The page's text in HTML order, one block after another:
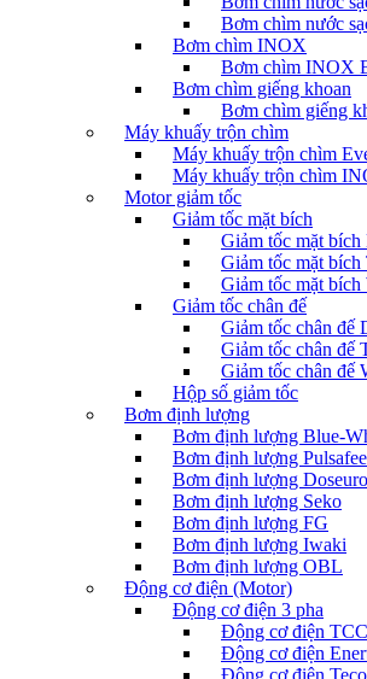
Bơm chìm nước
Bơm chìm INOX
Bơm chìm INOX
Bơm chìm giếng khoan
Bơm chìm giếng
Máy khuấy trộn chìm
Máy khuấy trộn chìm
Máy khuấy trộn chìm
Motor giảm tốc
Giảm tốc mặt bích
Giảm tốc mặt
Giảm tốc mặt bích
Giảm tốc mặt bích
Giảm tốc chân đế
Giảm tốc chân đế
Giảm tốc chân đế
Giảm tốc chân đế
Hộp số giảm tốc
Bơm định lượng
Bơm định lượng Blue-
Bơm định lượng
Bơm định lượng Doseuro
Bơm định lượng Seko
Bơm định lượng FG
Bơm định lượng Iwaki
Bơm định lượng OBL
Động cơ điện (Motor)
Động cơ điện 3 pha
Động cơ điện TCC
Động cơ điện
Động cơ điện Teco